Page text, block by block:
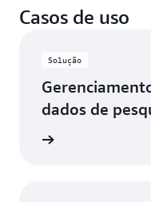
Casos de uso
Solução
dados de